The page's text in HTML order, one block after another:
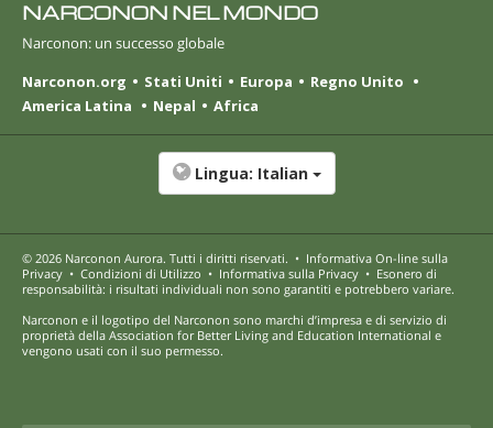
NARCONON NEL MONDO
Narconon: un successo globale
Narconon.org
Stati Uniti Europa
Regno Unito
America Latina
Nepal Africa
Lingua: Italian
© 2026 Narconon Aurora. Tutti i diritti riservati. • Informativa On-line sulla
Privacy • Condizioni di Utilizzo • Informativa sulla Privacy • Esonero di
responsabilità: i risultati individuali non sono garantiti e potrebbero variare.
Narconon e il logotipo del Narconon sono marchi d’impresa e di servizio di
proprietà della Association for Better Living and Education International e
vengono usati con il suo permesso.